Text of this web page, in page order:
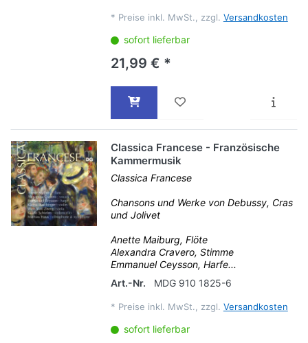
* Preise inkl. MwSt., zzgl. Versandkosten
sofort lieferbar
21,99 € *
Classica Francese - Französische
Kammermusik
Classica Francese
Chansons und Werke von Debussy, Cras
und Jolivet
Anette Maiburg, Flöte
Alexandra Cravero, Stimme
Emmanuel Ceysson, Harfe...
Art.-Nr.
MDG 910 1825-6
* Preise inkl. MwSt., zzgl. Versandkosten
sofort lieferbar